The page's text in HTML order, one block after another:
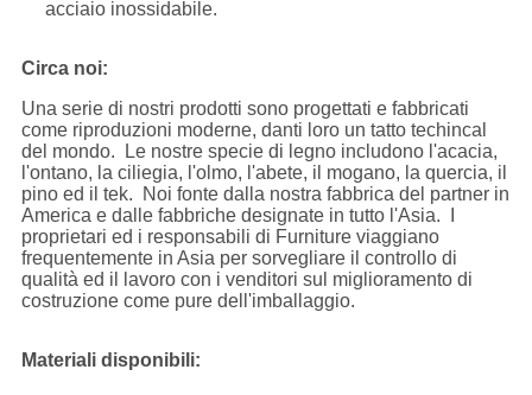
acciaio inossidabile.
Circa noi:
Una serie di nostri prodotti sono progettati e fabbricati
come riproduzioni moderne, danti loro un tatto techincal
del mondo. Le nostre specie di legno includono l'acacia,
l'ontano, la ciliegia, l'olmo, l'abete, il mogano, la quercia, il
pino ed il tek. Noi fonte dalla nostra fabbrica del partner in
America e dalle fabbriche designate in tutto l'Asia. I
proprietari ed i responsabili di Furniture viaggiano
frequentemente in Asia per sorvegliare il controllo di
qualità ed il lavoro con i venditori sul miglioramento di
costruzione come pure dell'imballaggio.
Materiali disponibili: